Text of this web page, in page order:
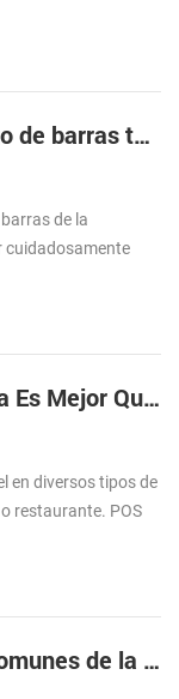
Cómo elegir el derecho de código de barras térmica impresora de etiquetas para su negocio
de la
cuidadosamente
¿Por Qué Una Impresora Térmica Es Mejor Que La Impresora De Matriz De Puntos
en diversos tipos de
restaurante. POS
Solucionar Cuatro Problemas Comunes de la Impresora